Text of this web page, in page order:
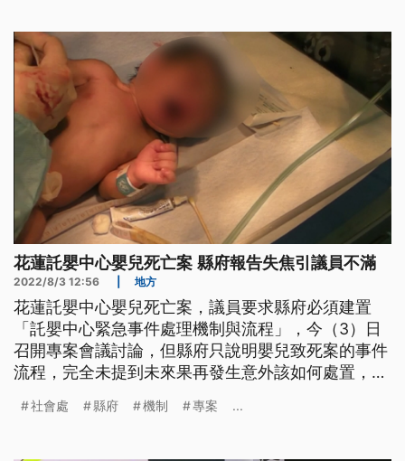
花蓮託嬰中心嬰兒死亡案 縣府報告失焦引議員不滿
2022/8/3 12:56 地方
花蓮託嬰中心嬰兒死亡案，議員要求縣府必須建置
「託嬰中心緊急事件處理機制與流程」，今（3）日
召開專案會議討論，但縣府只說明嬰兒致死案的事件
流程，完全未提到未來果再發生意外該如何處置，引
社會處 縣府 機制 專案 ...